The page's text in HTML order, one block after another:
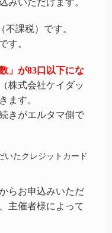
みいただけます。
不課税）です。
す。
」が83口以下にな
株式会社ケイダッ
ます。
きがエルタマ側で
たクレジットカード
らお申込みいただ
主催者様によって